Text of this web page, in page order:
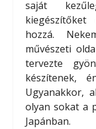
saját
hozzá.
művészeti
tervezte
készítenek,
Ugyanakkor,
olyan sokat a
Japánban.